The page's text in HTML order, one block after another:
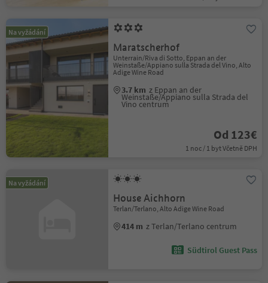
Na vyžádání
Maratscherhof
Unterrain/Riva di Sotto, Eppan an der
Weinstaße/Appiano sulla Strada del Vino, Alto
Adige Wine Road
3.7 km z Eppan an der
Weinstaße/Appiano sulla Strada del
Vino centrum
Od 123€
1 noc / 1 byt Včetně DPH
Na vyžádání
House Aichhorn
Terlan/Terlano, Alto Adige Wine Road
414 m z Terlan/Terlano centrum
Südtirol Guest Pass